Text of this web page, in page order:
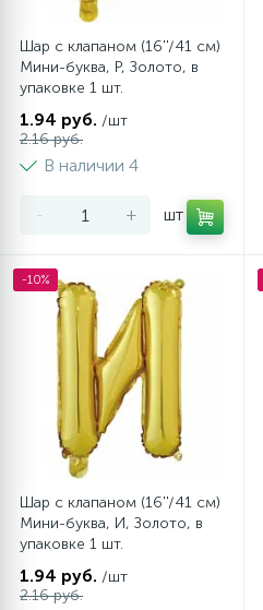
Шар с клапаном (16''/41 см)
Мини-буква, Р, Золото, в
упаковке 1 шт.
1.94 руб. /шт
2.16 руб.
В наличии 4
- + шт
-10%
Шар с клапаном (16''/41 см)
Мини-буква, И, Золото, в
упаковке 1 шт.
1.94 руб. /шт
2.16 руб.